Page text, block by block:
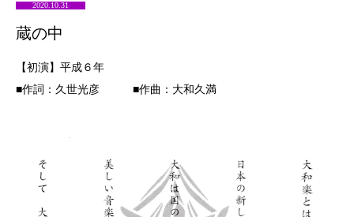
2020.10.31
蔵の中
【初演】平成６年
■作詞：久世光彦 ■作曲：大和久満